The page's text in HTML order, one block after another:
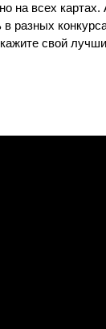
на всех картах.
разных
свой